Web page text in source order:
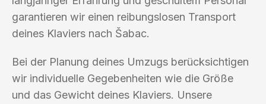
garantieren wir einen reibungslosen Transport
deines Klaviers nach Šabac.
Bei der Planung deines Umzugs berücksichtigen
wir individuelle Gegebenheiten wie die Größe
und das Gewicht deines Klaviers. Unsere